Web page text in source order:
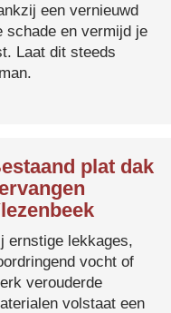
een vernieuwd
schade en vermijd je
Laat dit steeds
plat dak
ernstige lekkages,
vocht of
verouderde
volstaat een